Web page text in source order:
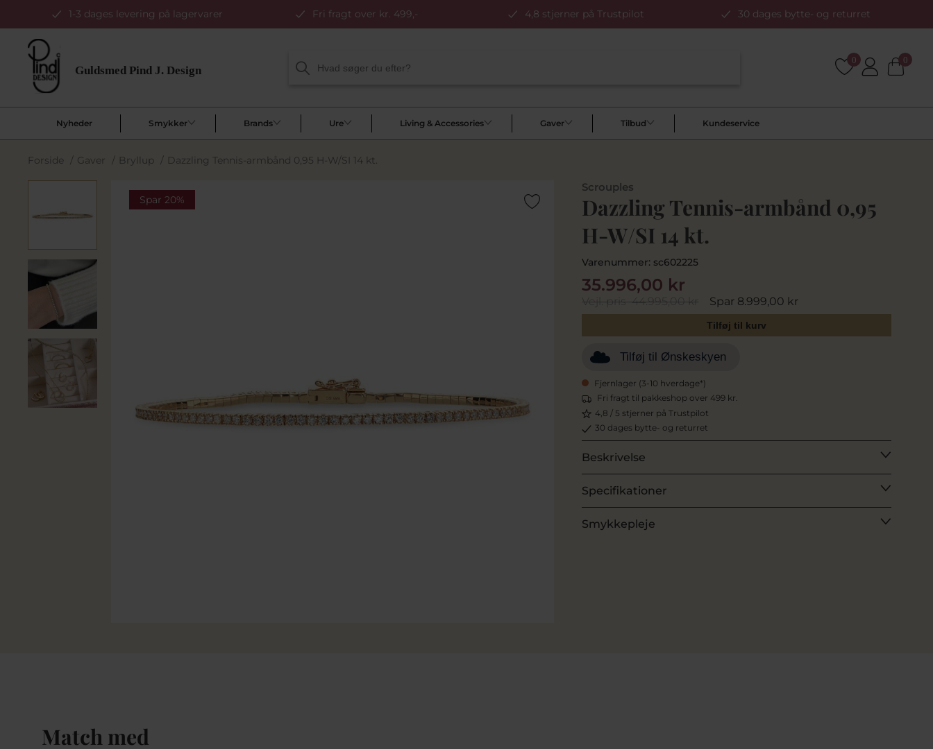
1-3 dages levering på lagervarer Fri fragt over kr. 499,- 4,8 stjerner på Trustpilot 30 dages bytte- og returret
0 0
Nyheder Smykker Brands Ure Living & Accessories Gaver Tilbud Kundeservice
Forside / Gaver / Bryllup / Dazzling Tennis-armbånd 0,95 H-W/SI 14 kt.
Spar 20%
Scrouples
Dazzling Tennis-armbånd 0,95
H-W/SI 14 kt.
Varenummer: sc602225
Vejl. pris44.995,00 kr Spar 8.999,00 kr
35.996,00 kr
Tilføj til kurv
Tilføj til Ønskeskyen
Fjernlager (3-10 hverdage*)
Fri fragt til pakkeshop over 499 kr.
4,8 / 5 stjerner på Trustpilot
30 dages bytte- og returret
Beskrivelse
Specifikationer
Smykkepleje
Match med